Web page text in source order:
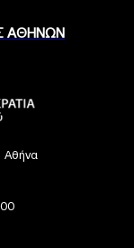
ΑΘΗΝΩΝ
Αθήνα